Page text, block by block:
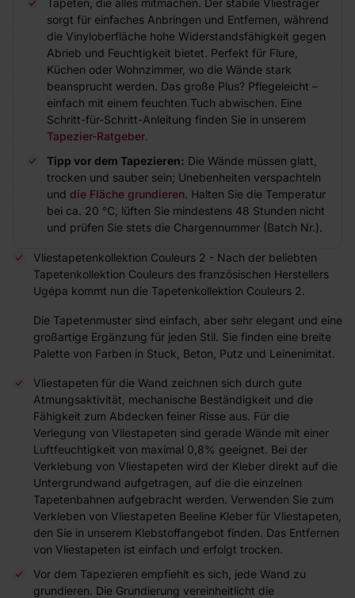
Tapeten, die alles mitmachen. Der stabile Vliesträger
sorgt für einfaches Anbringen und Entfernen, während
die Vinyloberfläche hohe Widerstandsfähigkeit gegen
Abrieb und Feuchtigkeit bietet. Perfekt für Flure,
Küchen oder Wohnzimmer, wo die Wände stark
beansprucht werden. Das große Plus? Pflegeleicht –
einfach mit einem feuchten Tuch abwischen. Eine
Schritt-für-Schritt-Anleitung finden Sie in unserem
Tapezier-Ratgeber.
Tipp vor dem Tapezieren: Die Wände müssen glatt,
trocken und sauber sein; Unebenheiten verspachteln
und die Fläche grundieren. Halten Sie die Temperatur
bei ca. 20 °C, lüften Sie mindestens 48 Stunden nicht
und prüfen Sie stets die Chargennummer (Batch Nr.).
Vliestapetenkollektion Couleurs 2 - Nach der beliebten
Tapetenkollektion Couleurs des französischen Herstellers
Ugépa kommt nun die Tapetenkollektion Couleurs 2.
Die Tapetenmuster sind einfach, aber sehr elegant und eine
großartige Ergänzung für jeden Stil. Sie finden eine breite
Palette von Farben in Stuck, Beton, Putz und Leinenimitat.
Vliestapeten für die Wand zeichnen sich durch gute
Atmungsaktivität, mechanische Beständigkeit und die
Fähigkeit zum Abdecken feiner Risse aus. Für die
Verlegung von Vliestapeten sind gerade Wände mit einer
Luftfeuchtigkeit von maximal 0,8% geeignet. Bei der
Verklebung von Vliestapeten wird der Kleber direkt auf die
Untergrundwand aufgetragen, auf die die einzelnen
Tapetenbahnen aufgebracht werden. Verwenden Sie zum
Verkleben von Vliestapeten Beeline Kleber für Vliestapeten,
den Sie in unserem Klebstoffangebot finden. Das Entfernen
von Vliestapeten ist einfach und erfolgt trocken.
Vor dem Tapezieren empfiehlt es sich, jede Wand zu
grundieren. Die Grundierung vereinheitlicht die